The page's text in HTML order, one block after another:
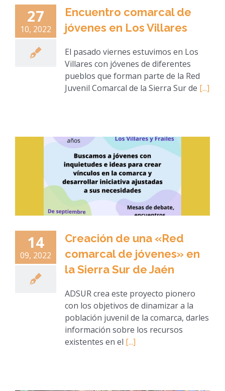
27
10, 2022
Encuentro comarcal de
jóvenes en Los Villares
El pasado viernes estuvimos en Los
Villares con jóvenes de diferentes
pueblos que forman parte de la Red
Juvenil Comarcal de la Sierra Sur de [...]
14
09, 2022
Creación de una «Red
comarcal de jóvenes» en
la Sierra Sur de Jaén
ADSUR crea este proyecto pionero
con los objetivos de dinamizar a la
población juvenil de la comarca, darles
información sobre los recursos
existentes en el [...]